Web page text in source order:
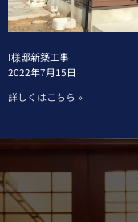
I様邸新築工事
2022年7月15日
詳しくはこちら »